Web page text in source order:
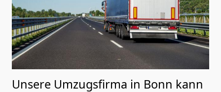
Unsere Umzugsfirma in Bonn kann